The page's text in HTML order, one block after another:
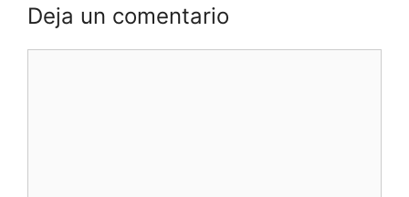
Deja un comentario